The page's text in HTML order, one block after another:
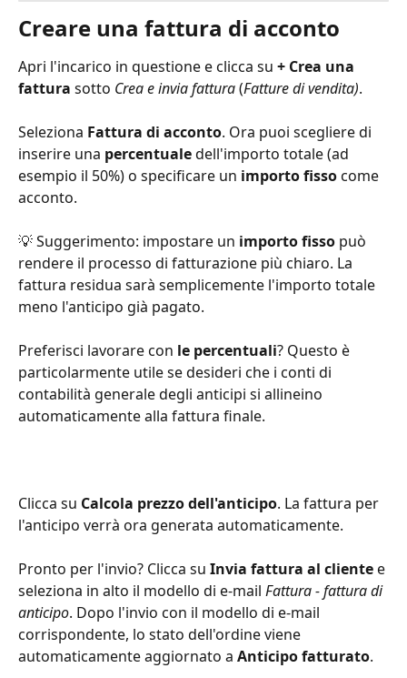
Creare una fattura di acconto
Apri l'incarico in questione e clicca su + Crea una
fattura sotto Crea e invia fattura (Fatture di vendita).
Seleziona Fattura di acconto. Ora puoi scegliere di
inserire una percentuale dell'importo totale (ad
esempio il 50%) o specificare un importo fisso come
acconto.
💡 Suggerimento: impostare un importo fisso può
rendere il processo di fatturazione più chiaro. La
fattura residua sarà semplicemente l'importo totale
meno l'anticipo già pagato.
Preferisci lavorare con le percentuali? Questo è
particolarmente utile se desideri che i conti di
contabilità generale degli anticipi si allineino
automaticamente alla fattura finale.
Clicca su Calcola prezzo dell'anticipo. La fattura per
l'anticipo verrà ora generata automaticamente.
Pronto per l'invio? Clicca su Invia fattura al cliente e
seleziona in alto il modello di e-mail Fattura - fattura di
anticipo. Dopo l'invio con il modello di e-mail
corrispondente, lo stato dell'ordine viene
automaticamente aggiornato a Anticipo fatturato.